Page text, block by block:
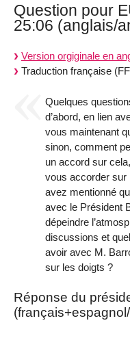
Question pour
25:06 (anglais/
Version orgiginale en
Traduction française
Quelques
d’abord, en lien
vous maintenant
sinon, comment
un accord sur
vous accorder sur
avez mentionné
avec le Président
dépeindre
discussions et
avoir avec M.
sur les doigts ?
Réponse du